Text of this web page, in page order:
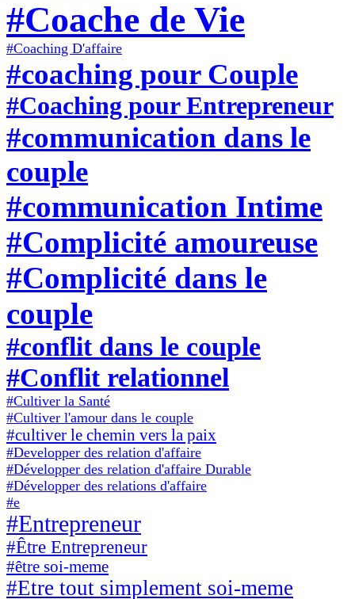
#Coache de Vie
#Coaching D'affaire
#coaching pour Couple
#Coaching pour Entrepreneur
#communication dans le
couple
#communication Intime
#Complicité amoureuse
#Complicité dans le
couple
#conflit dans le couple
#Conflit relationnel
#Cultiver la Santé
#Cultiver l'amour dans le couple
#cultiver le chemin vers la paix
#Developper des relation d'affaire
#Développer des relation d'affaire Durable
#Développer des relations d'affaire
#e
#Entrepreneur
#Être Entrepreneur
#être soi-meme
#Etre tout simplement soi-meme